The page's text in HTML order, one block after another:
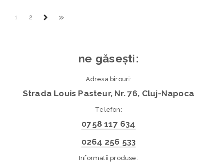
1 2 »
ne găsești:
Adresa birouri:
Strada Louis Pasteur, Nr. 76, Cluj-Napoca
Telefon:
0758 117 634
0264 256 533
Informatii produse: